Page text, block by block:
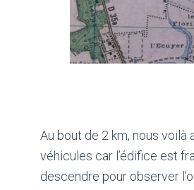
Au bout de 2 km, nous
véhicules car l’édifice est
descendre pour observer